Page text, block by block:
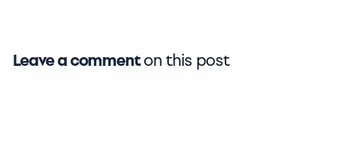
Leave a commenton this post